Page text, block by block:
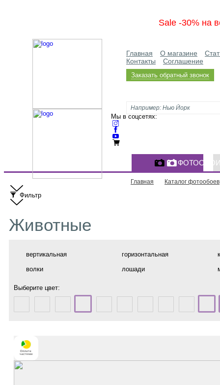
Sale -30% на
Главная О магазине
Контакты
Соглашение
Заказать обратный звонок
Мы в соцсетях:
Главная Каталог фотообоев
Фильтр
Животные
вертикальная горизонтальная
волки
лошади
Выберите цвет: